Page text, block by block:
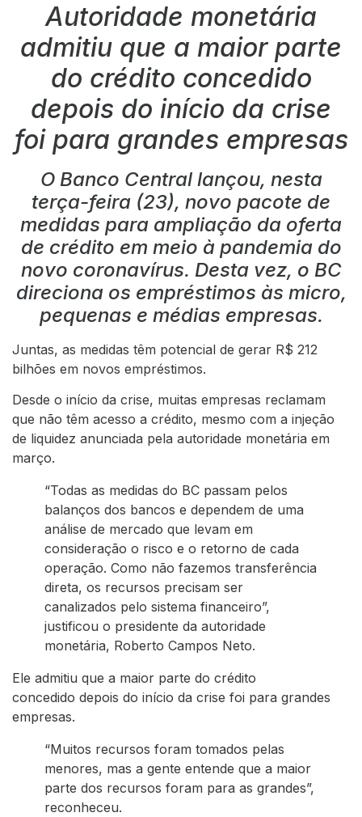
Autoridade monetária
admitiu que a maior parte
do crédito concedido
depois do início da crise
foi para grandes empresas
O Banco Central lançou, nesta
terça-feira (23), novo pacote de
medidas para ampliação da oferta
de crédito em meio à pandemia do
novo coronavírus. Desta vez, o BC
direciona os empréstimos às micro,
pequenas e médias empresas.
Juntas, as medidas têm potencial de gerar R$ 212
bilhões em novos empréstimos.
Desde o início da crise, muitas empresas reclamam
que não têm acesso a crédito, mesmo com a injeção
de liquidez anunciada pela autoridade monetária em
março.
“Todas as medidas do BC passam pelos
balanços dos bancos e dependem de uma
análise de mercado que levam em
consideração o risco e o retorno de cada
operação. Como não fazemos transferência
direta, os recursos precisam ser
canalizados pelo sistema financeiro”,
justificou o presidente da autoridade
monetária, Roberto Campos Neto.
Ele admitiu que a maior parte do crédito
concedido depois do início da crise foi para grandes
empresas.
“Muitos recursos foram tomados pelas
menores, mas a gente entende que a maior
parte dos recursos foram para as grandes”,
reconheceu.